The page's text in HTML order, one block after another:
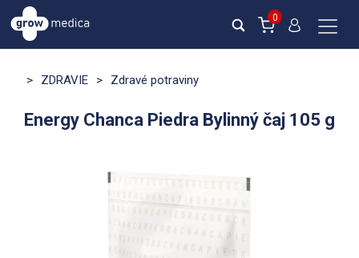
0
> ZDRAVIE > Zdravé potraviny
Energy Chanca Piedra Bylinný čaj 105 g